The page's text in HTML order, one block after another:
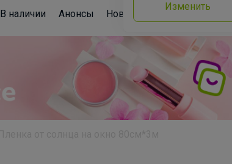
Изменить
В наличии Анонсы Новости Команда